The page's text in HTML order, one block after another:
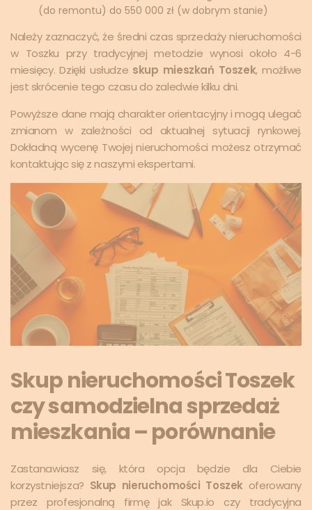
(do remontu) do 550 000 zł (w dobrym stanie)
Należy zaznaczyć, że średni czas sprzedaży nieruchomości
w Toszku przy tradycyjnej metodzie wynosi około 4-6
miesięcy. Dzięki usłudze skup mieszkań Toszek, możliwe
jest skrócenie tego czasu do zaledwie kilku dni.
Powyższe dane mają charakter orientacyjny i mogą ulegać
zmianom w zależności od aktualnej sytuacji rynkowej.
Dokładną wycenę Twojej nieruchomości możesz otrzymać
kontaktując się z naszymi ekspertami.
Skup nieruchomości Toszek
czy samodzielna sprzedaż
mieszkania – porównanie
Zastanawiasz się, która opcja będzie dla Ciebie
korzystniejsza? Skup nieruchomości Toszek oferowany
przez profesjonalną firmę jak Skup.io czy tradycyjna